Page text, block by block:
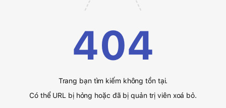
404
Trang bạn tìm kiếm không tồn tại.
Có thể URL bị hỏng hoặc đã bị quản trị viên xoá bỏ.